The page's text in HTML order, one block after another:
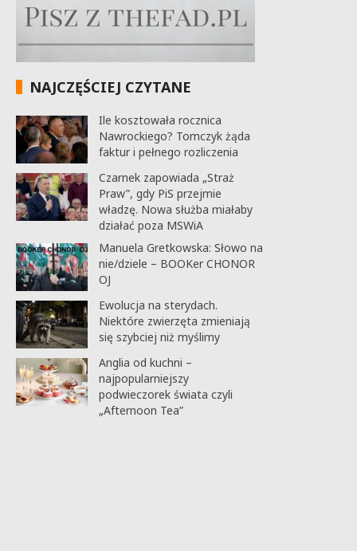
NAJCZĘŚCIEJ CZYTANE
Ile kosztowała rocznica
Nawrockiego? Tomczyk żąda
faktur i pełnego rozliczenia
Czarnek zapowiada „Straż
Praw”, gdy PiS przejmie
władzę. Nowa służba miałaby
działać poza MSWiA
Manuela Gretkowska: Słowo na
nie/dziele – BOOKer CHONOR
OJ
Ewolucja na sterydach.
Niektóre zwierzęta zmieniają
się szybciej niż myślimy
Anglia od kuchni –
najpopularniejszy
podwieczorek świata czyli
„Afternoon Tea”